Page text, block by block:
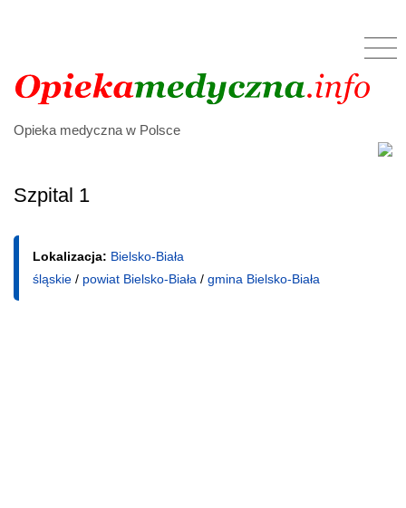
Opieka medyczna w Polsce
Szpital 1
Lokalizacja: Bielsko-Biała
śląskie / powiat Bielsko-Biała / gmina Bielsko-Biała